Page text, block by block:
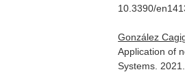
10.3390/
González
Application of
Systems .